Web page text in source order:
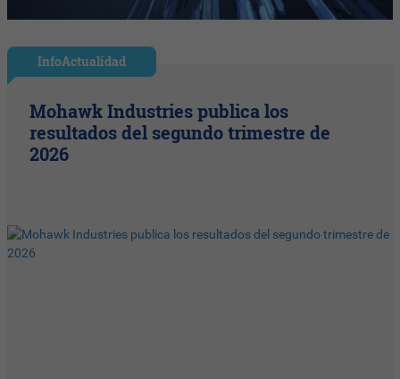
InfoActualidad
Mohawk Industries publica los
resultados del segundo trimestre de
2026